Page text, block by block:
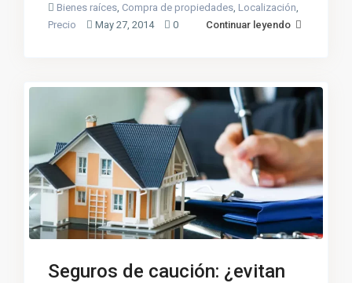
Bienes raíces Compra de propiedades Localización
Precio
May 27, 2014 0 Continuar leyendo
Seguros de caución: ¿evitan